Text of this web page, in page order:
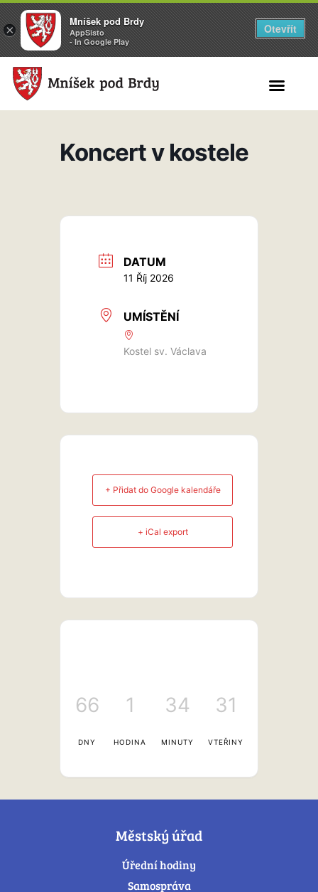
Koncert v kostele
DATUM
11 Říj 2026
UMÍSTĚNÍ
Kostel sv. Václava
+ Přidat do Google kalendáře
+ iCal export
66
DNY
1
HODINA
34
MINUTY
31
VTEŘINY
Městský úřad
Úřední hodiny
Samospráva
×
Mníšek pod Brdy
AppSisto
- In Google Play
Otevřít